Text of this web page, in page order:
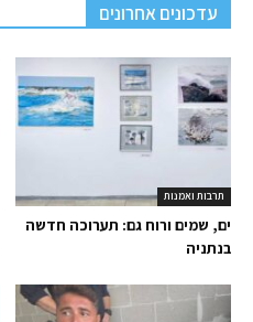
עדכונים אחרונים
תרבות ואמנות
ים, שמים ורוח גם: תערוכה חדשה
בנתניה